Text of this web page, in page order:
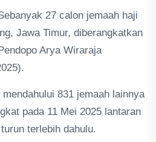
27 calon jemaah haji
Jawa Timur, diberangkatkan
Arya Wiraraja
831 jemaah lainnya
pada 11 Mei 2025 lantaran
terlebih dahulu.